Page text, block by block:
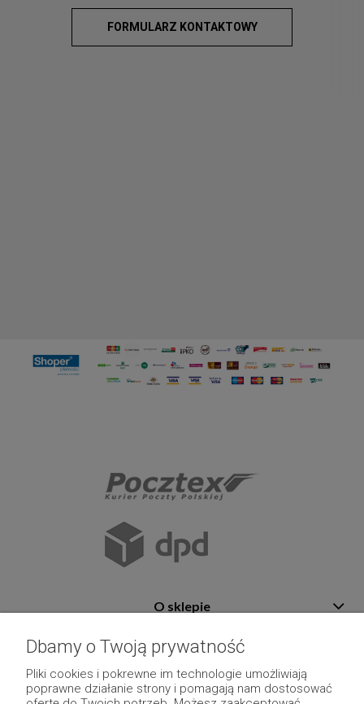
FORMULARZ KONTAKTOWY
O sklepie
Płatność i dostawa
Moje konto
Dbamy o Twoją prywatność
Pliki cookies i pokrewne im technologie umożliwiają
poprawne działanie strony i pomagają nam dostosować